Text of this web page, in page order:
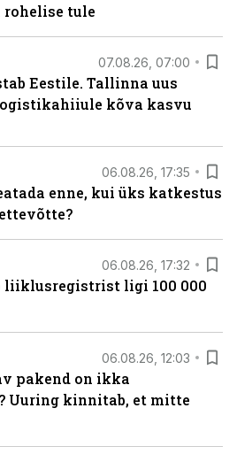
tule
07.08.26, 07:00
Eestile. Tallinna uus
kõva kasvu
06.08.26, 17:35
enne, kui üks katkestus
06.08.26, 17:32
liiklusregistrist ligi 100 000
06.08.26, 12:03
pakend on ikka
Uuring kinnitab, et mitte